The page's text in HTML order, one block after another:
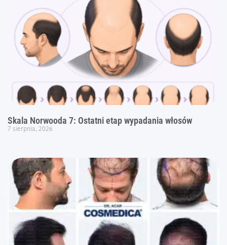
Skala Norwooda 7: Ostatni etap wypadania włosów
7 sierpnia, 2026